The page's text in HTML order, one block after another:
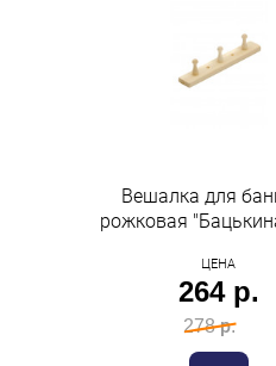
Вешалка для
рожковая
ЦЕНА
264 р.
278 р.